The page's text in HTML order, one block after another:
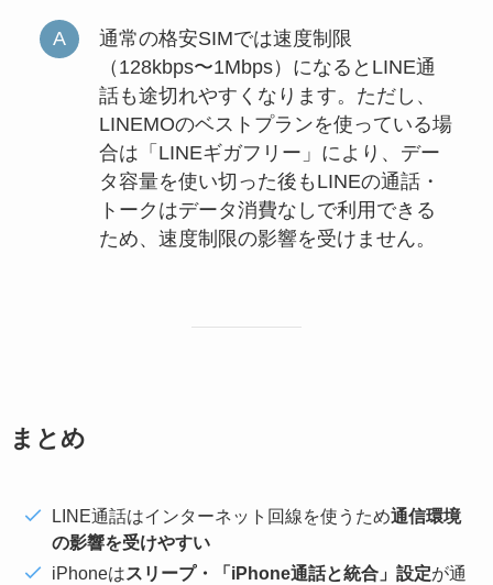
通常の格安SIMでは速度制限
（128kbps〜1Mbps）になるとLINE通
話も途切れやすくなります。ただし、
LINEMOのベストプランを使っている場
合は「LINEギガフリー」により、デー
タ容量を使い切った後もLINEの通話・
トークはデータ消費なしで利用できる
ため、速度制限の影響を受けません。
まとめ
LINE通話はインターネット回線を使うため通信環境
の影響を受けやすい
iPhoneはスリープ・「iPhone通話と統合」設定が通